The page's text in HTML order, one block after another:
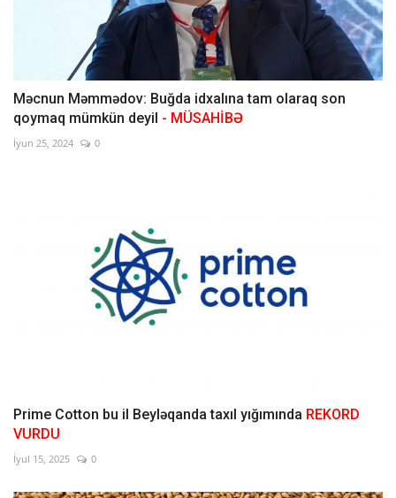
Məcnun Məmmədov: Buğda idxalına tam olaraq son
qoymaq mümkün deyil - MÜSAHİBƏ
İyun 25, 2024 0
Prime Cotton bu il Beyləqanda taxıl yığımında REKORD
VURDU
İyul 15, 2025 0